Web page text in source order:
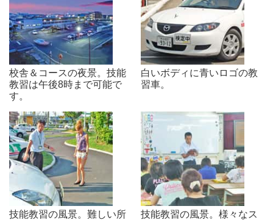
校舎＆コースの夜景。技能
教習は午後8時まで可能で
す。
白いボディに青いロゴの教
習車。
技能教習の風景。難しい所
技能教習の風景。様々なス